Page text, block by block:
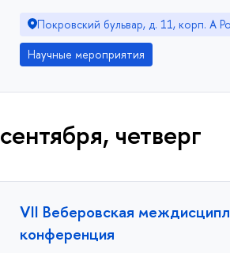
Покровский бульвар, д. 11, корп. A
Научные мероприятия
сентября, четверг
VII Веберовская
конференция